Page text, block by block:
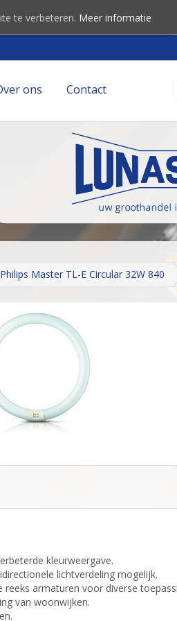
te verbeteren. Meer informatie
ons Contact
Philips Master TL-E Circular 32W 840
kleurweergave.
lichtverdeling mogelijk.
armaturen voor diverse
van woonwijken.